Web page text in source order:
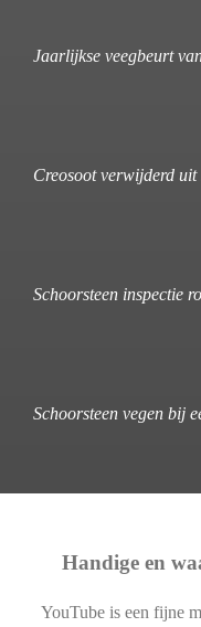
Jaarlijkse veegbeurt
Creosoot verwijderd
Schoorsteen inspectie
Schoorsteen vegen bij
Handige en
YouTube is een fijne